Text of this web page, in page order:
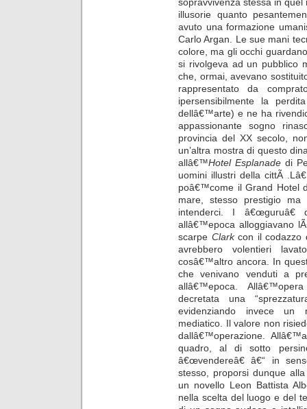
illusorie quanto
avuto una formazione
Carlo Argan. Le sue mani
colore, ma gli occhi
si rivolgeva ad un pubblico
che, ormai, avevano
rappresentato da
ipersensibilmente la
dellâ€™arte) e ne ha
appassionante sogno
provincia del XX secolo,
un’altra mostra di questo
allâ€™Hotel Esplanade di
uomini illustri della cittÃ
poâ€™come il Grand Hotel
mare, stesso prestigio ma
intenderci. I
allâ€™epoca alloggiavano
scarpe Clarkcon il codazzo
avrebbero volentieri
cosâ€™altro ancora. In
che venivano venduti a
allâ€™epoca.
decretata una
evidenziando invece un
mediatico. Il valore non
dallâ€™operazione.
quadro, al di sotto
â€œvendereâ€ â€“ in
stesso, proporsi dunque
un novello Leon Battista
nella scelta del luogo e del